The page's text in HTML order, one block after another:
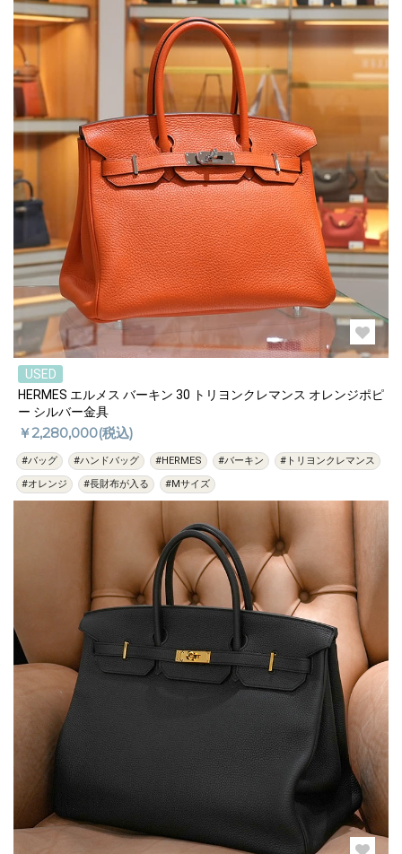
USED
HERMES エルメス バーキン 30 トリヨンクレマンス オレンジポピ
ー シルバー金具
￥2,280,000(税込)
#バッグ #ハンドバッグ #HERMES #バーキン
#トリヨンクレマンス
#オレンジ
#長財布が入る #Mサイズ